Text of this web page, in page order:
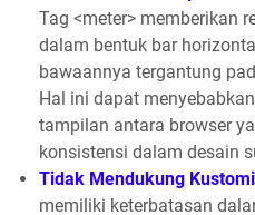
Tag <meter> memberikan
dalam bentuk bar
bawaannya tergantung
Hal ini dapat
tampilan antara browser
konsistensi dalam desain
Tidak Mendukung
memiliki keterbatasan